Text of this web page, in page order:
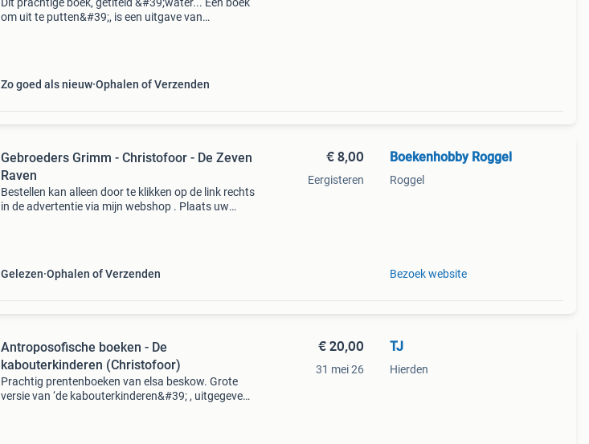
om uit te putten&#39;, is een uitgave van
Zo goed als nieuw Ophalen of Verzenden
Gebroeders Grimm - Christofoor - De Zeven
Raven
Bestellen kan alleen door te klikken op de link rechts
in de advertentie via mijn webshop . Plaats uw
Gelezen Ophalen of Verzenden
€ 8,00
Eergisteren
Boekenhobby Roggel
Roggel
Bezoek website
Antroposofische boeken - De
kabouterkinderen (Christofoor)
Prachtig prentenboeken van elsa beskow. Grote
versie van ‘de kabouterkinderen&#39; , uitgegeven
€ 20,00
31 mei 26
TJ
Hierden